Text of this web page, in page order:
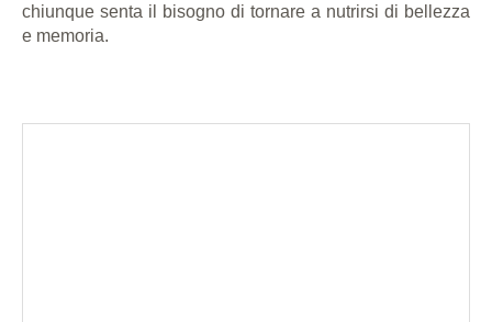
chiunque senta il bisogno di tornare a nutrirsi di bellezza
e memoria.